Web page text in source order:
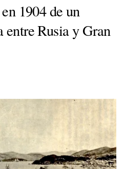
1904 de un
entre Rusia y Gran